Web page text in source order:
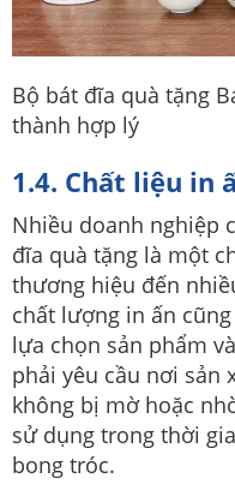
Bộ bát đĩa quà tặng
thành hợp lý
1.4. Chất liệu in
Nhiều doanh nghiệp
đĩa quà tặng là một
thương hiệu đến
chất lượng in ấn
lựa chọn sản phẩm
phải yêu cầu nơi sản
không bị mờ hoặc
sử dụng trong thời
bong tróc.